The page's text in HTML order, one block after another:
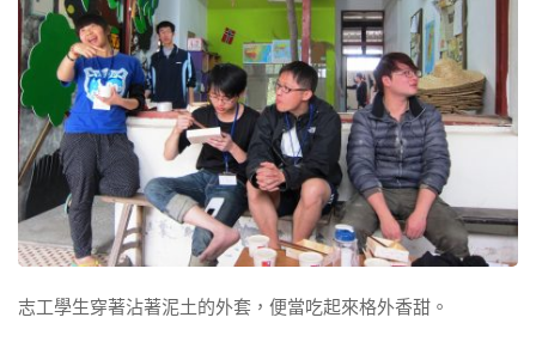
志工學生穿著沾著泥土的外套，便當吃起來格外香甜。